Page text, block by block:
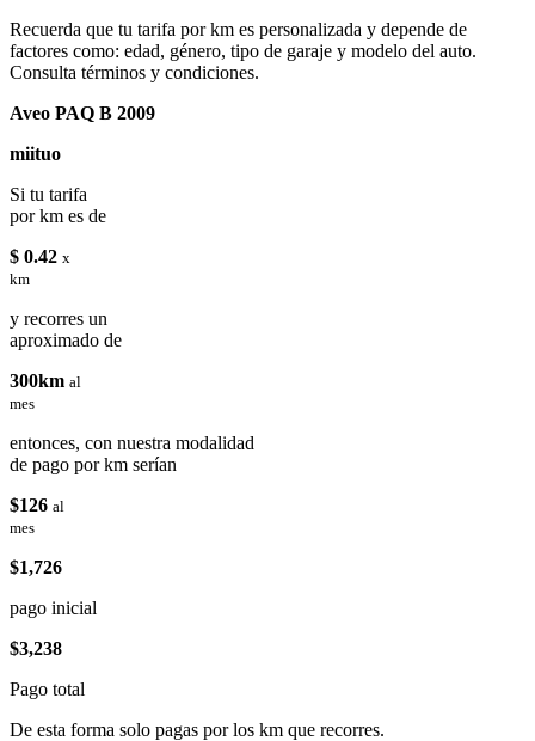
Recuerda que tu tarifa por km es personalizada y depende de
factores como: edad, género, tipo de garaje y modelo del auto.
Consulta términos y condiciones.
Aveo PAQ B 2009
miituo
Si tu tarifa
por km es de
$ 0.42 x
km
y recorres un
aproximado de
300km al
mes
entonces, con nuestra modalidad
de pago por km serían
$126 al
mes
$1,726
pago inicial
$3,238
Pago total
De esta forma solo pagas por los km que recorres.